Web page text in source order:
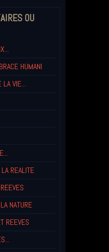
OU
HUMANI
LA VIE...
REALITE
NATURE
REEVES